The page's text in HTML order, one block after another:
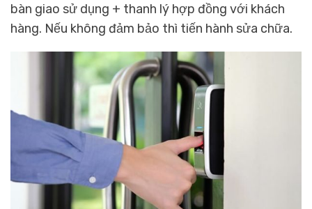
bàn giao sử dụng + thanh lý hợp đồng với khách
hàng. Nếu không đảm bảo thì tiến hành sửa chữa.